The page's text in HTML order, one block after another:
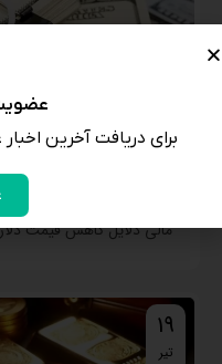
پیش‌بینی قیمت دلار در
در گفتگوی اختصاصی با
مالی دلایل کاهش قیمت
19
تیر
برای دریافت آخرین